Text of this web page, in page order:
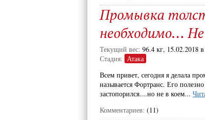
Промывка
необходимо...
Текущий вес: 96.4 кг, 15.02.2018
Стадия: Атака
Всем привет, сегодня я делала
называется Фортранс. Его
застопорился....но не в коем...
Комментариев: (11)